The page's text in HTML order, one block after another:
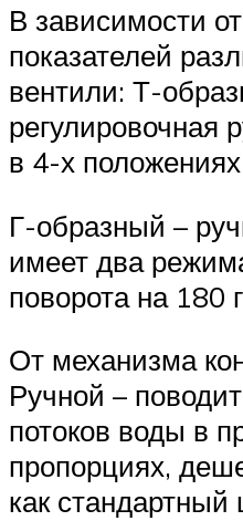
В зависимости
показателей
вентили: Т-
регулировочная
в 4-х
Г-образный –
имеет два
поворота на 180
От механизма
Ручной –
потоков воды в
пропорциях,
как